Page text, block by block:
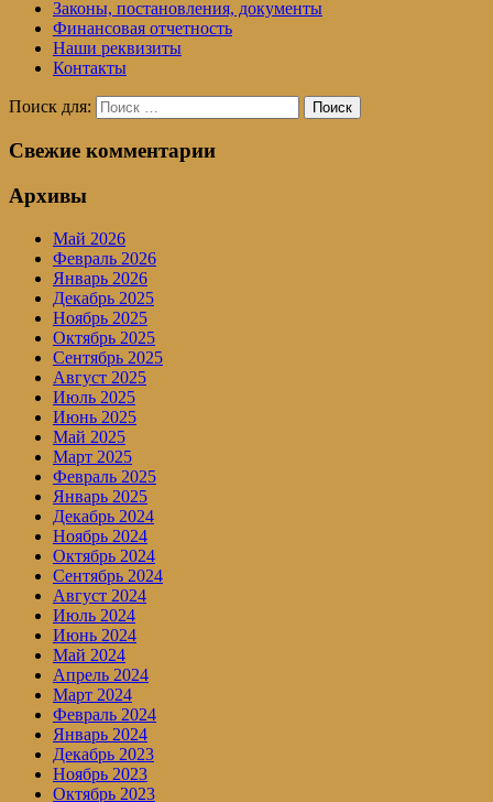
Законы, постановления, документы
Финансовая отчетность
Наши реквизиты
Контакты
Поиск для: Поиск
Свежие комментарии
Архивы
Май 2026
Февраль 2026
Январь 2026
Декабрь 2025
Ноябрь 2025
Октябрь 2025
Сентябрь 2025
Август 2025
Июль 2025
Июнь 2025
Май 2025
Март 2025
Февраль 2025
Январь 2025
Декабрь 2024
Ноябрь 2024
Октябрь 2024
Сентябрь 2024
Август 2024
Июль 2024
Июнь 2024
Май 2024
Апрель 2024
Март 2024
Февраль 2024
Январь 2024
Декабрь 2023
Ноябрь 2023
Октябрь 2023